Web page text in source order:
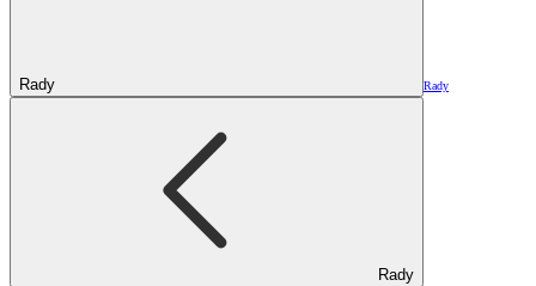
Rady Rady
Rady